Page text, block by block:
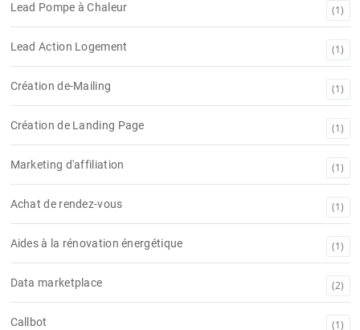
Lead Pompe à Chaleur (1)
Lead Action Logement (1)
Création de-Mailing (1)
Création de Landing Page (1)
Marketing d'affiliation (1)
Achat de rendez-vous (1)
Aides à la rénovation énergétique (1)
Data marketplace (2)
Callbot (1)